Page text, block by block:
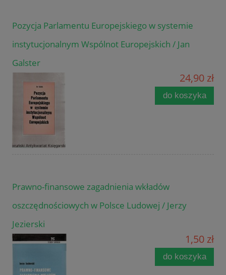
Pozycja Parlamentu Europejskiego w systemie
instytucjonalnym Wspólnot Europejskich / Jan
Galster
24,90 zł
do koszyka
Prawno-finansowe zagadnienia wkładów
oszczędnościowych w Polsce Ludowej / Jerzy
Jezierski
1,50 zł
do koszyka